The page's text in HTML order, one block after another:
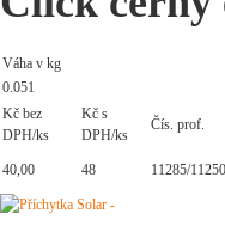
Váha v kg
0.051
Kč bez
DPH/ks
Kč s
DPH/ks
Čís. prof.
40,00 48 11285/